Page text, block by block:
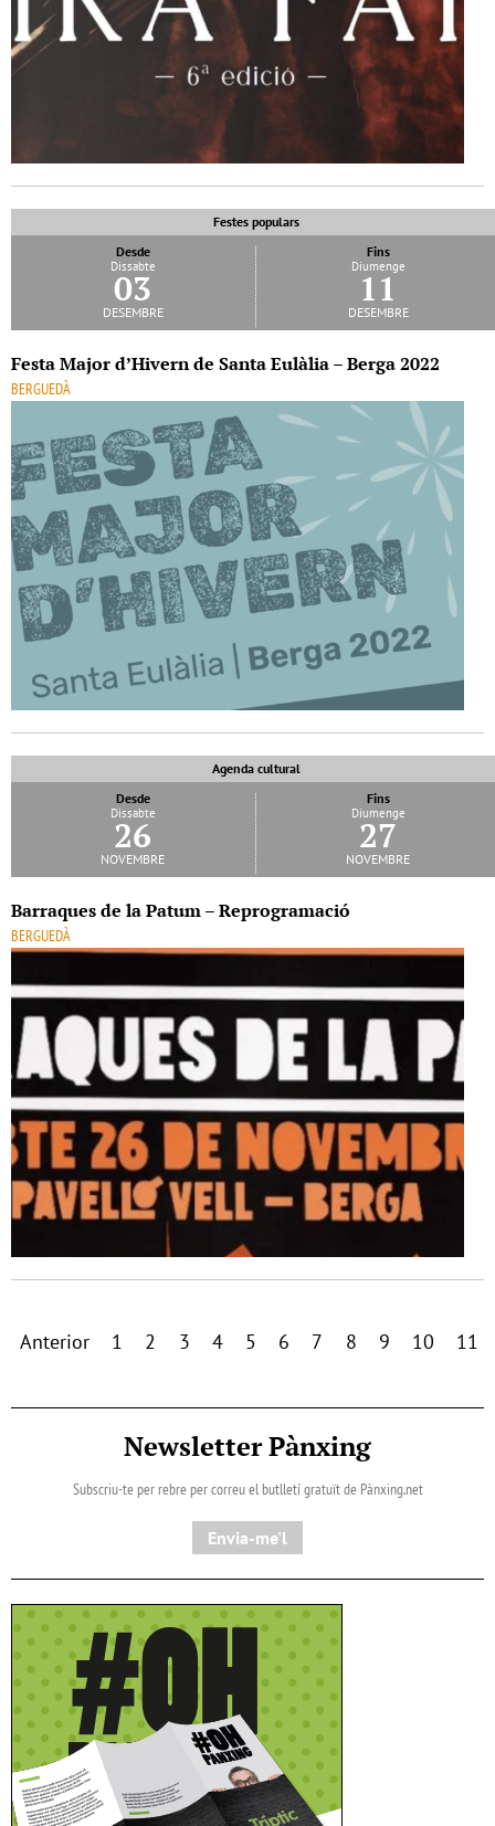
Festes populars
Desde
Dissabte
03
desembre
Fins
Diumenge
11
desembre
Festa Major d’Hivern de Santa Eulàlia – Berga 2022
BERGUEDÀ
Agenda cultural
Desde
Dissabte
26
novembre
Fins
Diumenge
27
novembre
Barraques de la Patum – Reprogramació
BERGUEDÀ
Anterior 1 2 3 4 5 6 7 8 9 10 11
Newsletter Pànxing
Subscriu-te per rebre per correu el butlletí gratuït de Pànxing.net​
Envia-me'l